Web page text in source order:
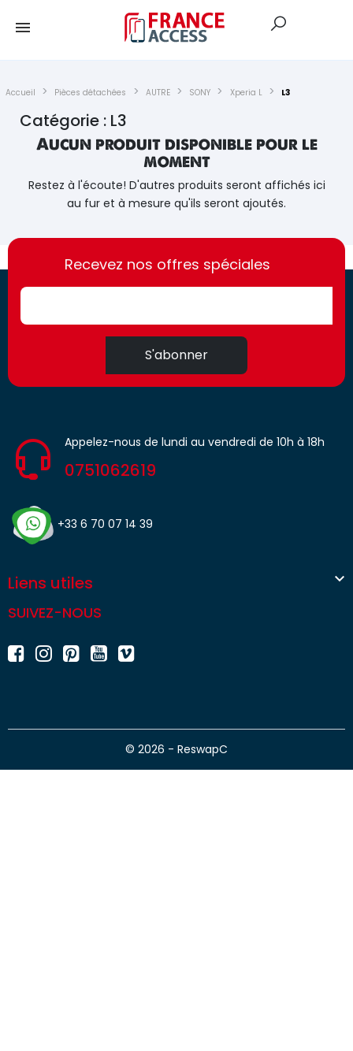
Accueil Pièces détachées AUTRE SONY Xperia L L3
Catégorie : L3
Aucun produit disponible pour le
moment
Restez à l'écoute! D'autres produits seront affichés ici
au fur et à mesure qu'ils seront ajoutés.
https://france-
access.fr
https://france-
access.fr
Recevez nos offres spéciales
S'abonner
Appelez-nous de lundi au vendredi de 10h à 18h
0751062619
+33 6 70 07 14 39
Liens utiles 
SUIVEZ-NOUS
© 2026 - ReswapC